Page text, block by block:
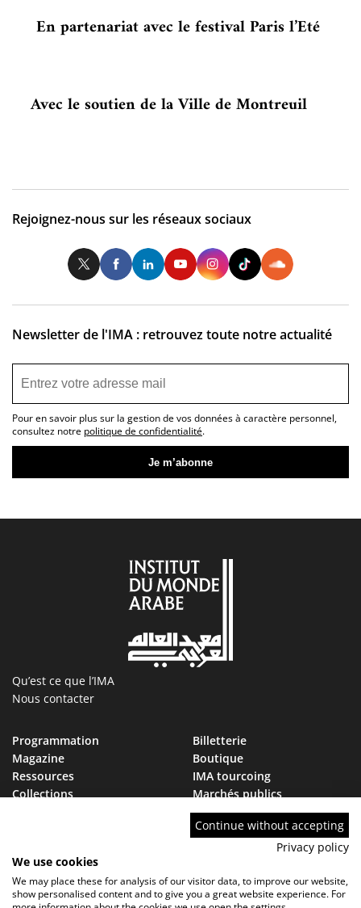
En partenariat avec le festival Paris l’Eté
Avec le soutien de la Ville de Montreuil
Rejoignez-nous sur les réseaux sociaux
TwitterFacebookLinkedInYoutubeInstagram
Newsletter de l'IMA : retrouvez toute notre actualité
Pour en savoir plus sur la gestion de vos données à caractère personnel,
consultez notre politique de confidentialité.
Qu’est ce que l’IMA
Nous contacter
Programmation
Magazine
Ressources
Collections
Billetterie
Boutique
IMA tourcoing
Marchés publics
Nous rejoindre
Continue without accepting
Privacy policy
We use cookies
We may place these for analysis of our visitor data, to improve our website,
show personalised content and to give you a great website experience. For